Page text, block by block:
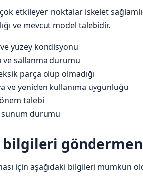
etkileyen noktalar iskelet
ve mevcut model talebidir.
yüzey kondisyonu
ve sallanma durumu
parça olup olmadığı
ve yeniden kullanıma uygunluğu
talebi
durumu
bilgileri
için aşağıdaki bilgileri mümkün